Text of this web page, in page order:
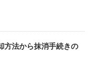
方法から抹消手続きの